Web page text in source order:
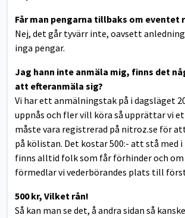
Får man pengarna tillbaks om eventet
Nej, det går tyvärr inte, oavsett
inga pengar.
Jag hann inte anmäla mig, finns det
att efteranmäla sig?
Vi har ett anmälningstak på i dagsläget
uppnås och fler vill köra så upprättar vi
måste vara registrerad på nitroz.se för
på kölistan. Det kostar 500:- att stå med
finns alltid folk som får förhinder och
förmedlar vi vederbörandes plats till
500 kr, Vilket rån!
Så kan man se det, å andra sidan så